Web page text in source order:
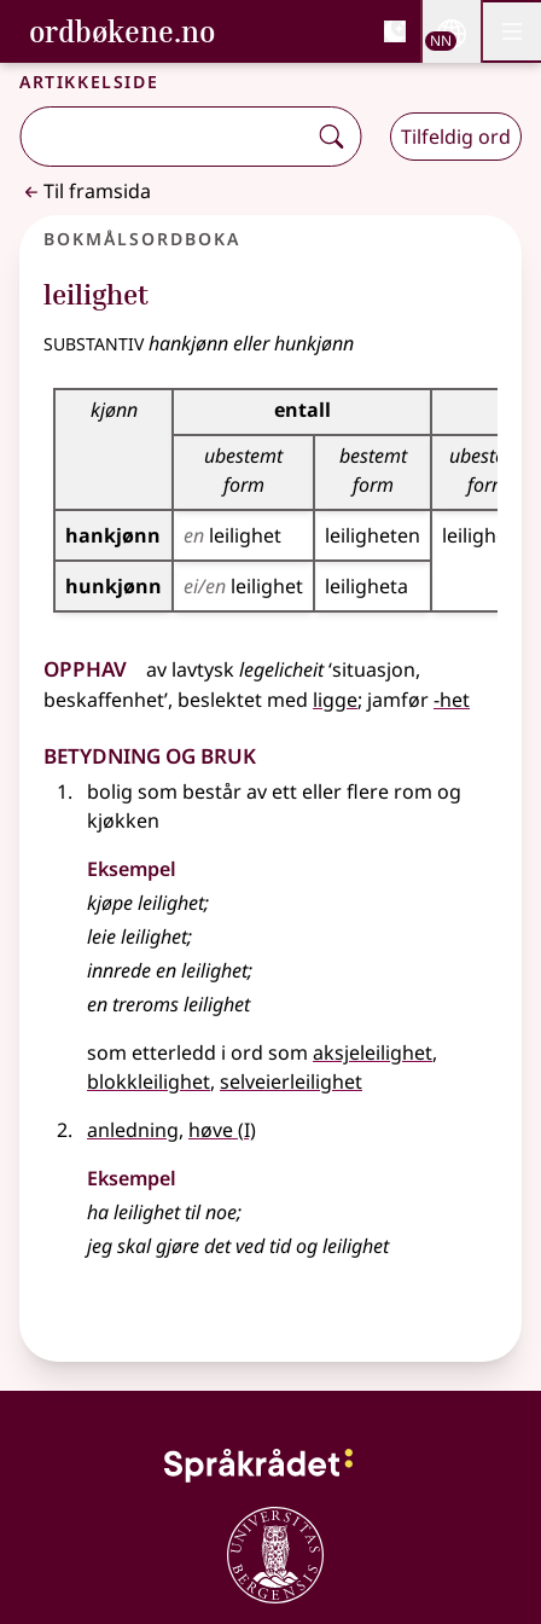
Gå til hovudinnhald
Tilgjenge
ordbøkene.no, Bokmålsordboka og
Bokmålsordboka og Nynorskordboka
NN
Artikkelside
Tilfeldig ord
Til framsida
Bokmålsordboka
leilighet
substantivhankjønn eller hunkjønn
Bøyingstabell for dette substantivet
kjønn entall
ubestemt
form
bestemt
form
ubestemt
form
hankjønn
en leilighet leiligheten
leiligheter
hunkjønn
ei/en leilighet leiligheta
Opphav av lavtysklegelicheit‘situasjon,
beskaffenhet’, beslektet med ligge; jamfør-het
Betydning og bruk
bolig som består av ettellerflere rom og
kjøkken
Eksempel
kjøpeleilighet;
leieleilighet;
innrede enleilighet;
en treromsleilighet
som etterledd i ord som aksjeleilighet
blokkleilighet selveierleilighet
anledning, høve(1
I)
Eksempel
haleilighettil noe;
jeg skal gjøre det ved tid ogleilighet